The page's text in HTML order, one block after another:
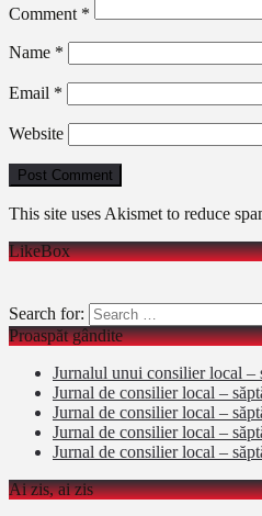
Comment *
Name *
Email *
Website
This site uses Akismet to reduce
LikeBox
Search for:
Proaspăt gândite
Jurnalul unui consilier local –
Jurnal de consilier local –
Jurnal de consilier local –
Jurnal de consilier local –
Jurnal de consilier local –
Ai zis, ai zis